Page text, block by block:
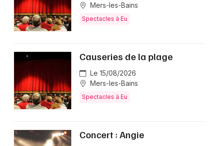
Mers-les-Bains
Spectacles à Eu
Causeries de la plage
Le 15/08/2026
Mers-les-Bains
Spectacles à Eu
Concert : Angie